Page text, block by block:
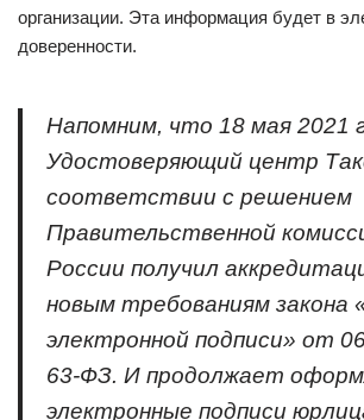
организации. Эта информация будет в
доверенности.
Напомним, что 18 мая 2021
Удостоверяющий центр
соответствии с решением
Правительственной
России получил
новым требованиям закона
электронной подписи» от
63-ФЗ. И продолжает
электронные подписи